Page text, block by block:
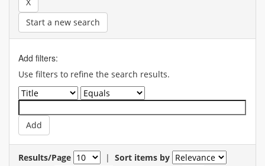
Start a new search
Add filters:
Use filters to refine the search results.
Results/Page | Sort items by